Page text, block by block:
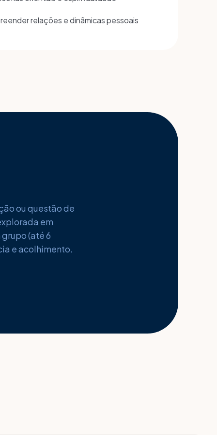
relações e dinâmicas pessoais
ou questão de
em
(até 6
e acolhimento.